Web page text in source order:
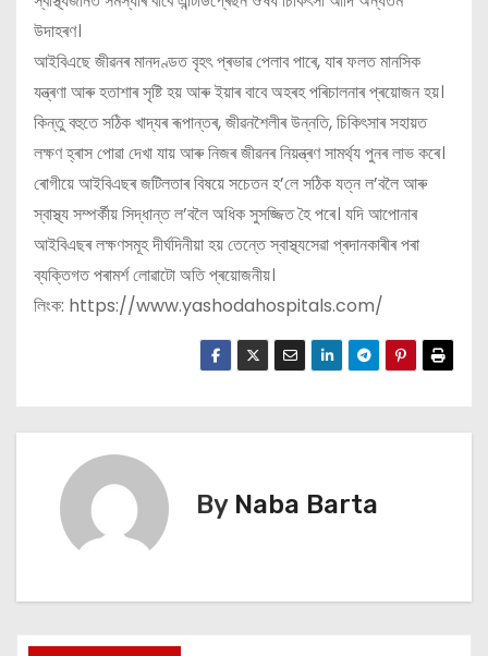
উদাহৰণ।
আইবিএছে জীৱনৰ মানদণ্ডত বৃহৎ প্ৰভাৱ পেলাব পাৰে, যাৰ ফলত মানসিক
যন্ত্ৰণা আৰু হতাশাৰ সৃষ্টি হয় আৰু ইয়াৰ বাবে অহৰহ পৰিচালনাৰ প্ৰয়োজন হয়।
কিন্তু বহুতে সঠিক খাদ্যৰ ৰূপান্তৰ, জীৱনশৈলীৰ উন্নতি, চিকিৎসাৰ সহায়ত
লক্ষণ হ্ৰাস পোৱা দেখা যায় আৰু নিজৰ জীৱনৰ নিয়ন্ত্ৰণ সামৰ্থ্য পুনৰ লাভ কৰে।
ৰোগীয়ে আইবিএছৰ জটিলতাৰ বিষয়ে সচেতন হ’লে সঠিক যত্ন ল’বলৈ আৰু
স্বাস্থ্য সম্পৰ্কীয় সিদ্ধান্ত ল’বলৈ অধিক সুসজ্জিত হৈ পৰে। যদি আপোনাৰ
আইবিএছৰ লক্ষণসমূহ দীৰ্ঘদিনীয়া হয় তেন্তে স্বাস্থ্যসেৱা প্ৰদানকাৰীৰ পৰা
ব্যক্তিগত পৰামৰ্শ লোৱাটো অতি প্ৰয়োজনীয়।
লিংক: https://www.yashodahospitals.com/
By Naba Barta